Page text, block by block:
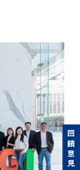
回饋意見